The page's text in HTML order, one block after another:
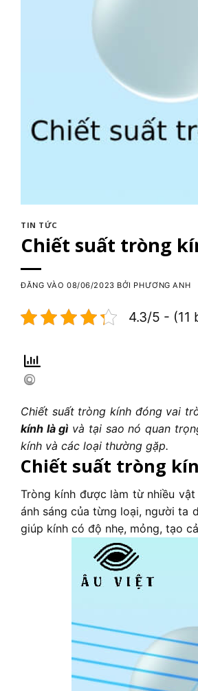
TIN TỨC
Chiết suất tròng
ĐĂNG VÀO08/06/2023 BỞI PHƯƠNG ANH
4.3/5 - (11
Chiết suất tròng kính đóng vai
kính là gì và tại sao nó quan
kính và các loại thường gặp.
Chiết suất tròng
Tròng kính được làm từ nhiều
ánh sáng của từng loại, người ta
giúp kính có độ nhẹ, mỏng, tạo